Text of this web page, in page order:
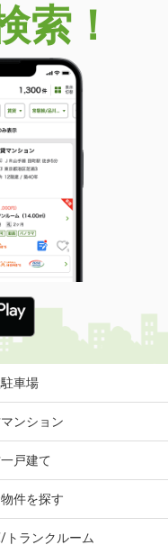
索！
車場
ンション
戸建て
件を探す
トランクルーム